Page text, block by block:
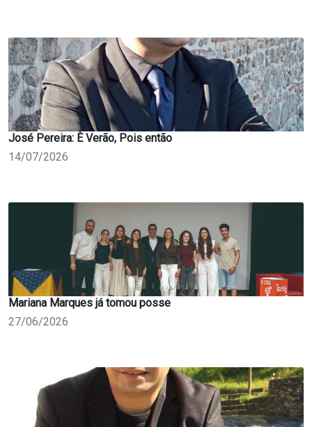
José Pereira: È Verão, Pois então
14/07/2026
Mariana Marques já tomou posse
27/06/2026